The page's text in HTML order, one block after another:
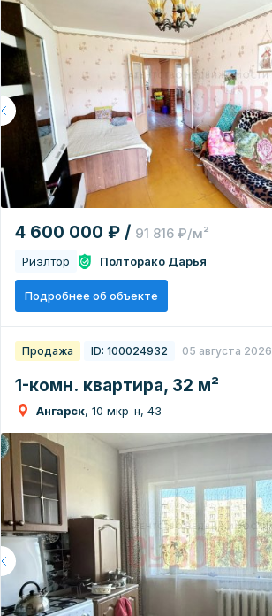
4 600 000 ₽ / 91 816 ₽/м²
Риэлтор Полторако Дарья
Подробнее об объекте
Продажа ID: 100024932 05 августа 2026
1-комн. квартира, 32 м²
Ангарск, 10 мкр-н, 43